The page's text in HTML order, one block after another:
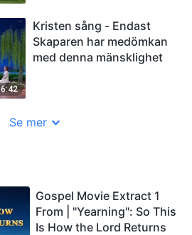
6:42
Kristen sång - Endast
Skaparen har medömkan
med denna mänsklighet
Se mer
Gospel Movie Extract 1
From | "Yearning": So This
Is How the Lord Returns